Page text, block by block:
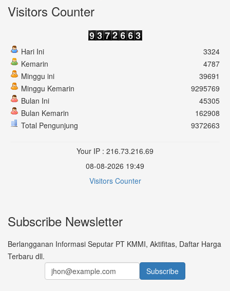
Visitors Counter
Hari Ini
Kemarin
Minggu ini
Minggu Kemarin
Bulan Ini
Bulan Kemarin
Total Pengunjung
3324
4787
39691
9295769
45305
162908
9372663
Your IP : 216.73.216.69
08-08-2026 19:49
Visitors Counter
Subscribe Newsletter
Berlangganan Informasi Seputar PT KMMI, Aktifitas, Daftar Harga
Terbaru dll.